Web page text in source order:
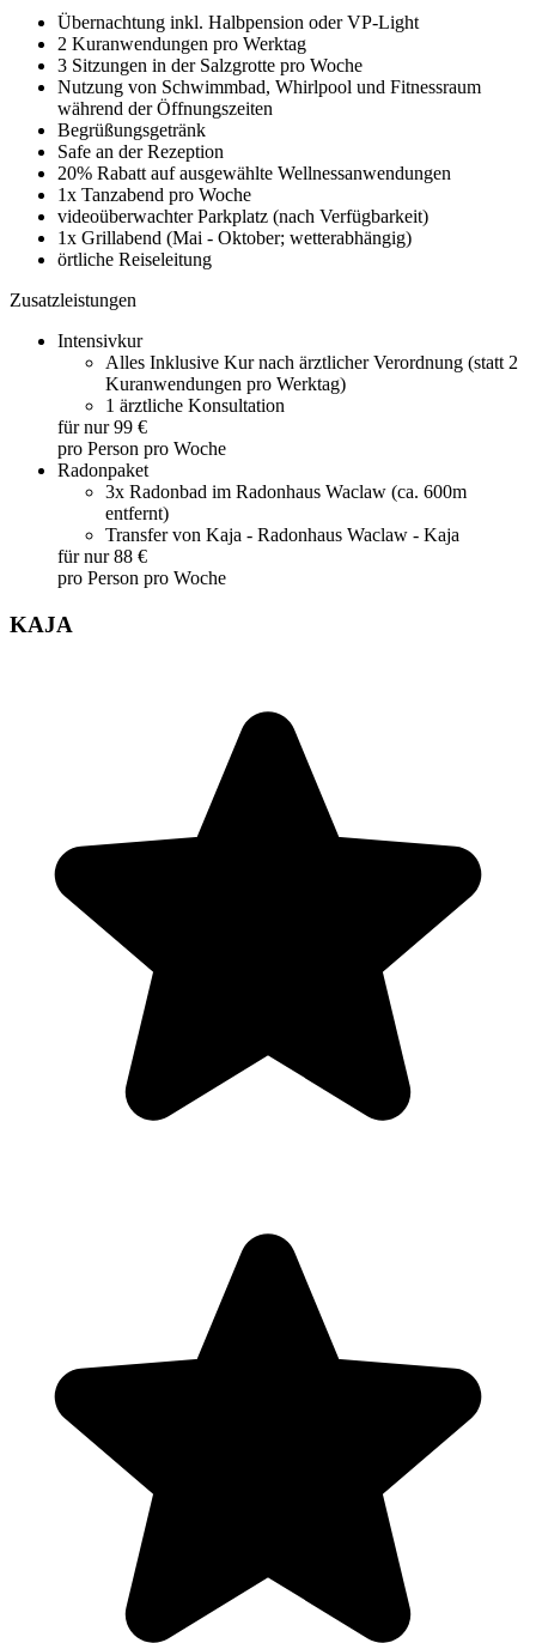
Übernachtung inkl. Halbpension oder VP-Light
2 Kuranwendungen pro Werktag
3 Sitzungen in der Salzgrotte pro Woche
Nutzung von Schwimmbad, Whirlpool und Fitnessraum
während der Öffnungszeiten
Begrüßungsgetränk
Safe an der Rezeption
20% Rabatt auf ausgewählte Wellnessanwendungen
1x Tanzabend pro Woche
videoüberwachter Parkplatz (nach Verfügbarkeit)
1x Grillabend (Mai - Oktober; wetterabhängig)
örtliche Reiseleitung
Zusatzleistungen
Intensivkur
Alles Inklusive Kur nach ärztlicher Verordnung (statt 2
Kuranwendungen pro Werktag)
1 ärztliche Konsultation
für nur 99 €
pro Person pro Woche
Radonpaket
3x Radonbad im Radonhaus Waclaw (ca. 600m
entfernt)
Transfer von Kaja - Radonhaus Waclaw - Kaja
für nur 88 €
pro Person pro Woche
KAJA